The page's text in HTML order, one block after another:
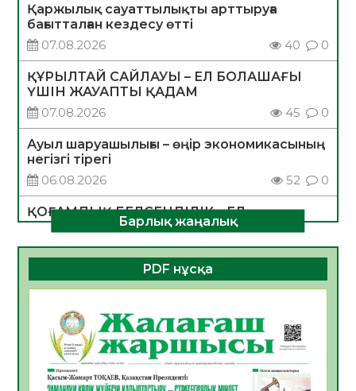
Қаржылық сауаттылықты арттыруға
бағытталған кездесу өтті
07.08.2026
40 0
ҚҰРЫЛТАЙ САЙЛАУЫ – ЕЛ БОЛАШАҒЫ
ҮШІН ЖАУАПТЫ ҚАДАМ
07.08.2026
45 0
Ауыл шаруашылығы – өңір экономикасының
негізгі тірегі
06.08.2026
52 0
ҚОҒАМДЫҚ БЕЛСЕНДІЛІК – ЕЛ
ДАМУЫНЫҢ НЕГІЗІ
06.08.2026
50 0
ҚҰРЫЛТАЙ САЙЛАУЫ – БОЛАШАҚҚА
БАСТАР ЖАУАПТЫ ТАҢДАУ
06.08.2026
Инфекциялық ауруларға қарсы иммундау
жұмыстарының тиімділігі
06.08.2026
54
Барлық жаңалық
PDF нұсқа